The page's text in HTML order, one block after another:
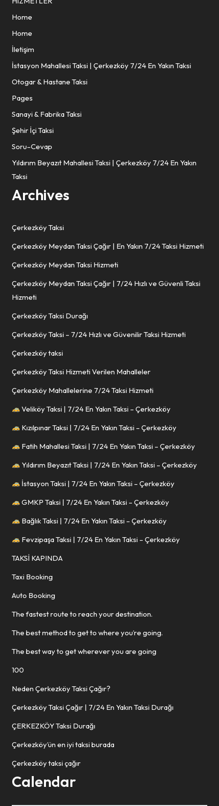
Home
Home
İletişim
İstasyon Mahallesi Taksi | Çerkezköy 7/24 En Yakın Taksi
Otogar & Hastane Taksi
Pages
Sanayi & Fabrika Taksi
Şehir İçi Taksi
Soru–Cevap
Yıldırım Beyazıt Mahallesi Taksi | Çerkezköy 7/24 En Yakın
Taksi
Archives
Çerkezköy Taksi
Çerkezköy Meydan Taksi Çağır | En Yakın 7/24 Taksi Hizmeti
Çerkezköy Meydan Taksi Hizmeti
Çerkezköy Meydan Taksi Çağır | 7/24 Hızlı ve Güvenli Taksi
Hizmeti
Çerkezköy Taksi Durağı
Çerkezköy Taksi – 7/24 Hızlı ve Güvenilir Taksi Hizmeti
Çerkezköy taksi
Çerkezköy Taksi Hizmeti Verilen Mahalleler
Çerkezköy Mahallelerine 7/24 Taksi Hizmeti
Veliköy Taksi | 7/24 En Yakın Taksi – Çerkezköy
Kızılpınar Taksi | 7/24 En Yakın Taksi – Çerkezköy
Fatih Mahallesi Taksi | 7/24 En Yakın Taksi – Çerkezköy
Yıldırım Beyazıt Taksi | 7/24 En Yakın Taksi – Çerkezköy
İstasyon Taksi | 7/24 En Yakın Taksi – Çerkezköy
GMKP Taksi | 7/24 En Yakın Taksi – Çerkezköy
Bağlık Taksi | 7/24 En Yakın Taksi – Çerkezköy
Fevzipaşa Taksi | 7/24 En Yakın Taksi – Çerkezköy
TAKSİ KAPINDA
Taxi Booking
Auto Booking
The fastest route to reach your destination.
The best method to get to where you’re going.
The best way to get wherever you are going
100
Neden Çerkezköy Taksi Çağır?
Çerkezköy Taksi Çağır | 7/24 En Yakın Taksi Durağı
ÇERKEZKÖY Taksi Durağı
Çerkezköy’ün en iyi taksi burada
Çerkezköy taksi çağır
Calendar